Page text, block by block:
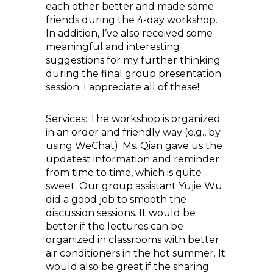
each other better and made some
friends during the 4-day workshop.
In addition, I’ve also received some
meaningful and interesting
suggestions for my further thinking
during the final group presentation
session. I appreciate all of these!
Services: The workshop is organized
in an order and friendly way (e.g., by
using WeChat). Ms. Qian gave us the
updatest information and reminder
from time to time, which is quite
sweet. Our group assistant Yujie Wu
did a good job to smooth the
discussion sessions. It would be
better if the lectures can be
organized in classrooms with better
air conditioners in the hot summer. It
would also be great if the sharing